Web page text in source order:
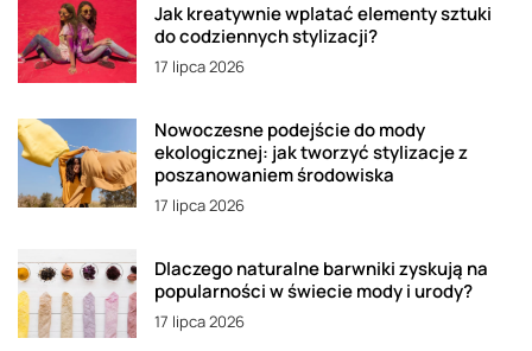
Jak kreatywnie wplatać elementy sztuki
do codziennych stylizacji?
17 lipca 2026
Nowoczesne podejście do mody
ekologicznej: jak tworzyć stylizacje z
poszanowaniem środowiska
17 lipca 2026
Dlaczego naturalne barwniki zyskują na
popularności w świecie mody i urody?
17 lipca 2026